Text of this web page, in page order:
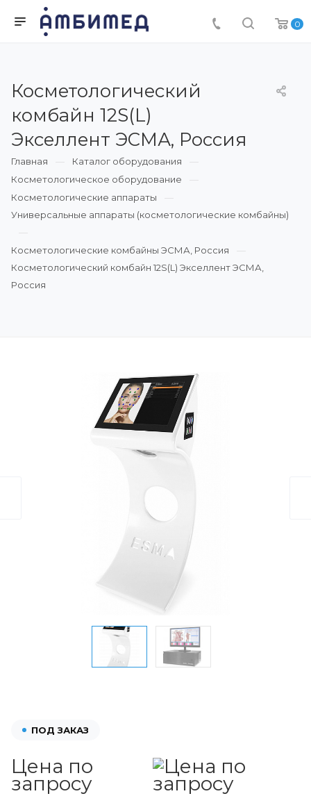
0
Косметологический
комбайн 12S(L)
Экселлент ЭСМА, Россия
Главная
Каталог оборудования
Косметологическое оборудование
Косметологические аппараты
Универсальные аппараты (косметологические комбайны)
Косметологические комбайны ЭСМА, Россия
Косметологический комбайн 12S(L) Экселлент ЭСМА,
Россия
ПОД ЗАКАЗ
Цена по
запросу